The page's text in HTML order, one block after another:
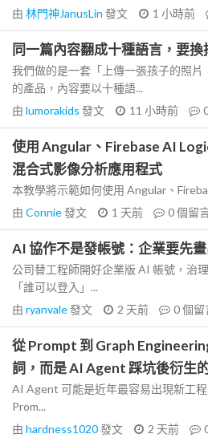
由 林門神JanusLin 發文 1 小時前
同一篇內容翻成十種語言，要
我們做的是一套「上傳一張孩子的照片
的產品，內容要以十種語...
由 lumorakids 發文 11 小時前
使用 Angular、Firebase AI
混合式影像分析應用程式
本教學將示範如何使用 Angular、
由 Connie發文 1 天前 0個留
AI 協作不是發帳號：企業要先
公司替工程師開好企業版 AI 帳號，治
「誰可以登入」...
由 ryanvale發文 2 天前 0個留
從 Prompt 到 Graph
詞，而是 AI Agent 踩坑後衍生
AI Agent 可能是近年最容易出現新工
Prom...
由 hardness1020發文 2 天前